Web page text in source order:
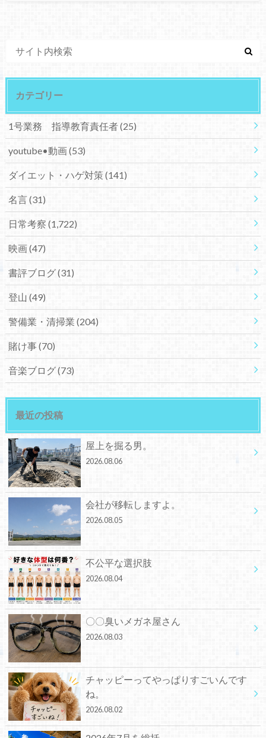
カテゴリー
1号業務 指導教育責任者(25)
youtube•動画(53)
ダイエット・ハゲ対策(141)
名言(31)
日常考察 (1,722)
映画(47)
書評ブログ(31)
登山 (49)
警備業・清掃業 (204)
賭け事(70)
音楽ブログ(73)
最近の投稿
屋上を掘る男。
2026.08.06
会社が移転しますよ。
2026.08.05
不公平な選択肢
2026.08.04
〇〇臭いメガネ屋さん
2026.08.03
チャッピーってやっぱりすごいんです
ね。
2026.08.02